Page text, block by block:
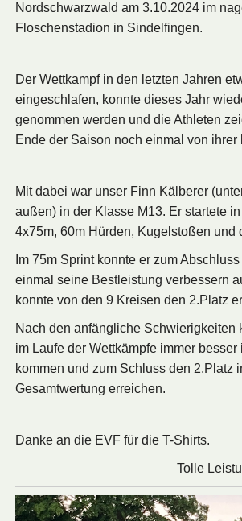
Nordschwarzwald am 3.10.2024 im
Floschenstadion in Sindelfingen.
Der Wettkampf in den letzten Jahren
eingeschlafen, konnte dieses Jahr
genommen werden und die Athleten
Ende der Saison noch einmal von ihrer
Mit dabei war unser Finn Kälberer
außen) in der Klasse M13. Er startete
4x75m, 60m Hürden, Kugelstoßen und
Im 75m Sprint konnte er zum
einmal seine Bestleistung verbessern
konnte von den 9 Kreisen den 2.Platz
Nach den anfängliche Schwierigkeiten
im Laufe der Wettkämpfe immer besser
kommen und zum Schluss den 2.Platz
Gesamtwertung erreichen.
Danke an die EVF für die T-Shirts.
Tolle